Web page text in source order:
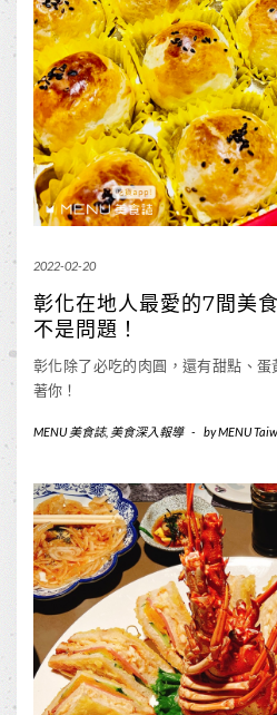
2022-02-20
彰化在地人最愛的7間美
不是問題！
彰化除了必吃的肉圓，還有甜點、
著你！
MENU 美食誌, 美食深入報導 - byMENU